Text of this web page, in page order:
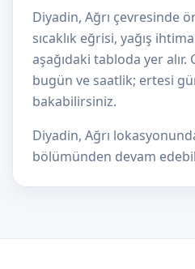
Diyadin, Ağrı çevresinde
sıcaklık eğrisi, yağış
aşağıdaki tabloda yer alır.
bugün ve saatlik; ertesi
bakabilirsiniz.
Diyadin, Ağrı
bölümünden devam